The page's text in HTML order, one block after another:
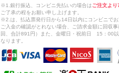
※1.銀行振込、コンビニ先払いの場合はご注文より
ご了承の程をお願い申し上げます。
※2.は、払込票発行日から14日以内にコンビニで
ご入金の確認がとれない場合、ご請求金額に回収
回、合計891円）また、金曜日・祝前日 15：00
なります。